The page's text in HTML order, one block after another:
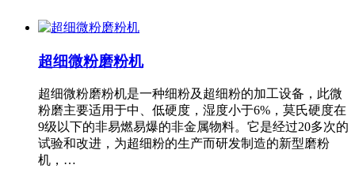
超细微粉磨粉机
超细微粉磨粉机是一种细粉及超细粉的加工设备，此微
粉磨主要适用于中、低硬度，湿度小于6%，莫氏硬度在
9级以下的非易燃易爆的非金属物料。它是经过20多次的
试验和改进，为超细粉的生产而研发制造的新型磨粉
机，…